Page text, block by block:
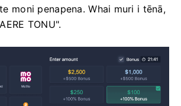
moni penapena. Whai muri i tēnā,
TONU".